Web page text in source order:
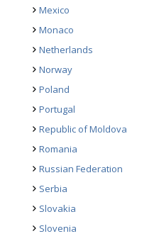
Mexico
Monaco
Netherlands
Norway
Poland
Portugal
Republic of Moldova
Romania
Russian Federation
Serbia
Slovakia
Slovenia